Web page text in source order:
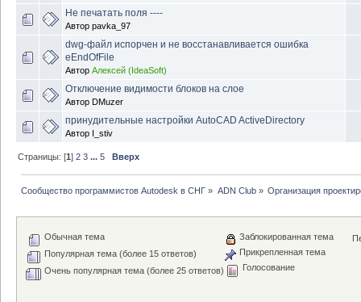
Не печатать поля ----
Автор pavka_97
dwg-файл испорчен и не восстанавливается ошибка
eEndOfFile
Автор Алексей (IdeaSoft)
Отключение видимости блоков на слое
Автор DMuzer
принудительные настройки AutoCAD ActiveDirectory
Автор I_stiv
Страницы: [1]2 3 ...5 Вверх
Сообщество программистов Autodesk в СНГ » ADN Club» Организация
Обычная тема
Популярная тема (более 15 ответов)
Очень популярная тема (более 25 ответов)
Заблокированная тема
Прикрепленная тема
Голосование